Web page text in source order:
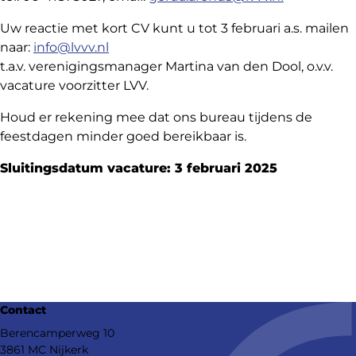
Uw reactie met kort CV kunt u tot 3 februari a.s. mailen
naar: info@lvvv.nl
t.a.v. verenigingsmanager Martina van den Dool, o.v.v.
vacature voorzitter LVV.
Houd er rekening mee dat ons bureau tijdens de
feestdagen minder goed bereikbaar is.
Sluitingsdatum vacature: 3 februari 2025
dit
bericht
Contact
Berencamperweg 10
3861 MC Nijkerk